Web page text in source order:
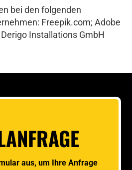
bei den folgenden
Freepik.com; Adobe
Installations GmbH
aus, um Ihre Anfrage